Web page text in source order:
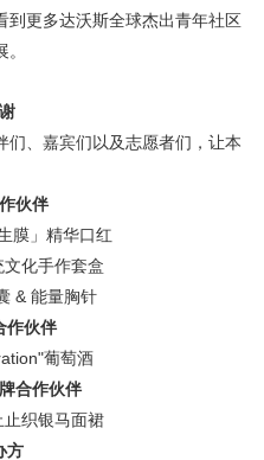
到更多达沃斯全球杰出青年社区
们、嘉宾们以及志愿者们，让本
伙伴
膜」精华口红
化手作套盒
& 能量胸针
作伙伴
葡萄酒
合作伙伴
织银马面裙
方